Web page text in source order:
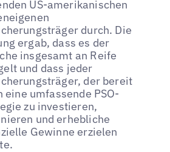
US-amerikanischen
durch. Die
ergab, dass es der
insgesamt an Reife
und dass jeder
der bereit
eine umfassende PSO-
zu investieren,
und erhebliche
Gewinne erzielen